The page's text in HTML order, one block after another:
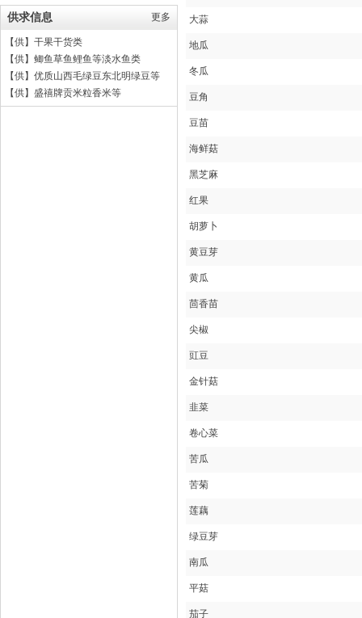
供求信息 更多
【供】 干果干货类
【供】 鲫鱼草鱼鲤鱼等淡水鱼类
【供】 优质山西毛绿豆东北明绿豆等
【供】 盛禧牌贡米粒香米等
大蒜
地瓜
冬瓜
豆角
豆苗
海鲜菇
黑芝麻
红果
胡萝卜
黄豆芽
黄瓜
茴香苗
尖椒
豇豆
金针菇
韭菜
卷心菜
苦瓜
苦菊
莲藕
绿豆芽
南瓜
平菇
茄子